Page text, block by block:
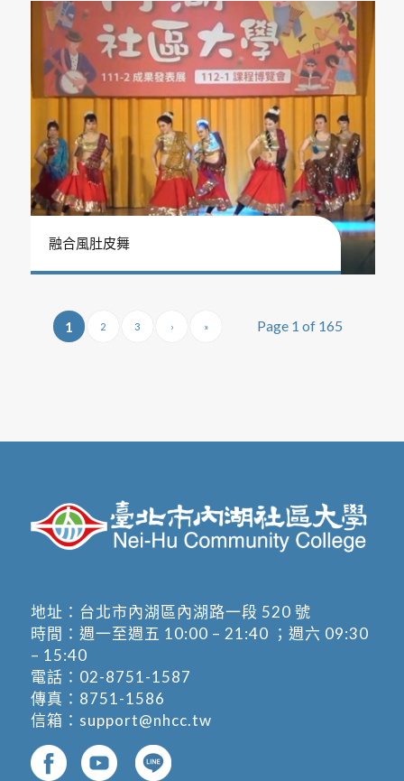
融合風肚皮舞
Page 1 of 165
1 2 3 › »
地址： 台北市內湖區內湖路一段 520 號
時間：週一至週五 10:00 – 21:40 ；週六 09:30
– 15:40
電話： 02-8751-1587
傳真：8751-1586
信箱： support@nhcc.tw